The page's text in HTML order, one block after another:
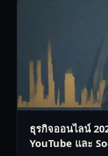
ธุรกิจออนไลน์
YouTube และ